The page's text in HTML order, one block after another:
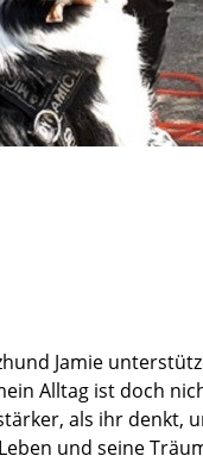
Jamie
Alltag ist doch
als ihr denkt,
und seine